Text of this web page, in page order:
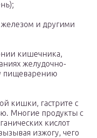
и другими
кишечника,
желудочно-
пищеварению
кишки, гастрите с
Многие продукты с
кислот
изжогу, чего